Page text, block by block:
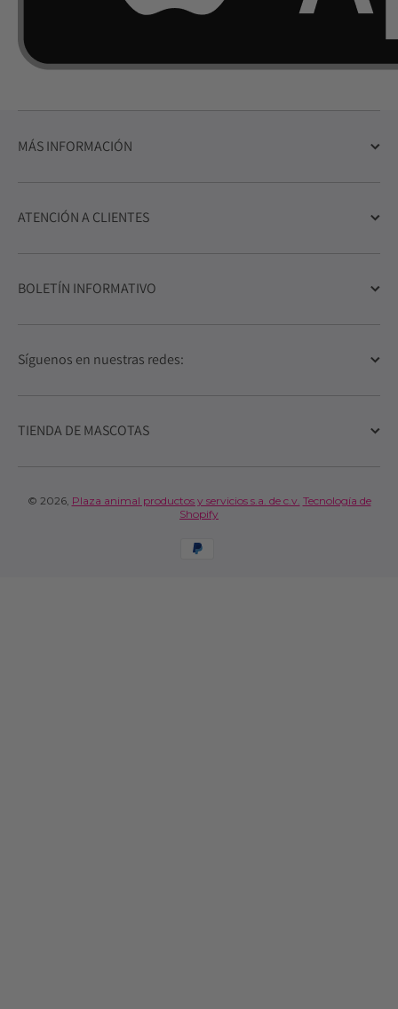
MÁS INFORMACIÓN
ATENCIÓN A CLIENTES
BOLETÍN INFORMATIVO
Síguenos en nuestras redes:
TIENDA DE MASCOTAS
© 2026, Plaza animal productos y servicios s.a. de c.v. Tecnología de
Shopify